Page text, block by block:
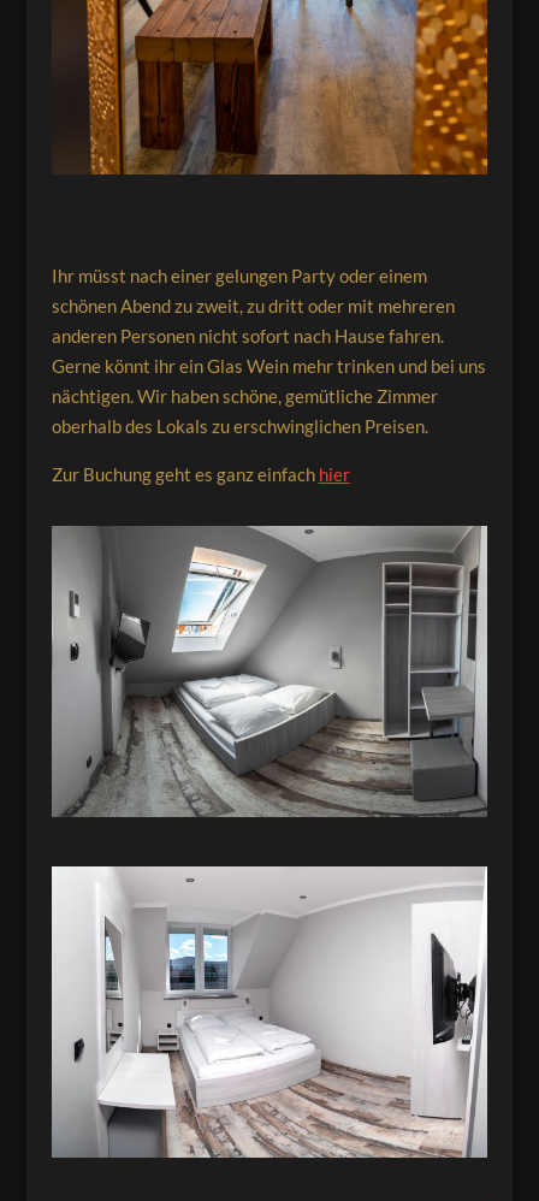
Ihr müsst nach einer gelungen Party oder einem
schönen Abend zu zweit, zu dritt oder mit mehreren
anderen Personen nicht sofort nach Hause fahren.
Gerne könnt ihr ein Glas Wein mehr trinken und bei uns
nächtigen. Wir haben schöne, gemütliche Zimmer
oberhalb des Lokals zu erschwinglichen Preisen.
Zur Buchung geht es ganz einfach hier